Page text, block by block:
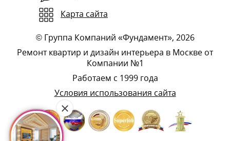
Карта сайта
© Группа Компаний «Фундамент», 2026
Ремонт квартир и дизайн интерьера в Москве от
Компании №1
Работаем с 1999 года
Условия использования сайта